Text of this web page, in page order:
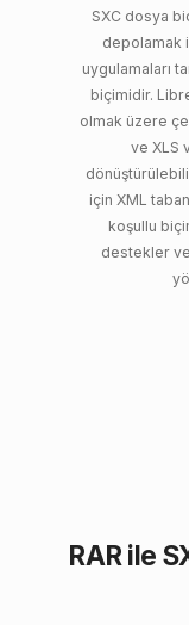
SXC dosya
depolamak
uygulamaları
biçimidir.
olmak üzere
ve XLS
için XML
koşullu
destekler
RAR ile